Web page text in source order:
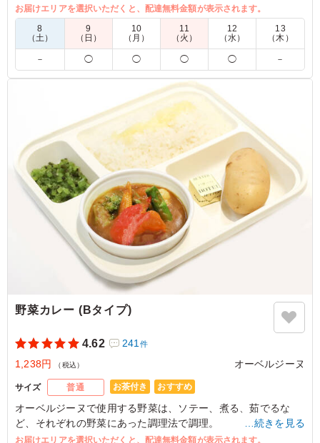
ろやかさをドレスアップ。
チーズ好きな方には、一度は召し上がっていただきたい一品で
す。
※喫食までにバターが溶けてしまう場合がございます。冷蔵庫
等で保管できるご用意をお願い致します。
※オプションにて店舗ロゴ入りの紙のスリーブケース(化粧箱)
をご用意しております。ご希望の際は下記「ご飯の種類」プル
ダウンよりご選択ください。
また、画像サンプルはカテゴリ：「オプション」内の「スリー
ブケース(化粧箱)」をご参照ください。各商品共通のケースと
なります。
5.0 株式会社オクタゴン
濃厚でコクのあるルーに、とろけるチーズがよく絡み、ま
ろやかな味わいでした。スパイスの香りもしっかり感じら
れ、チーズのうま味が加わることで、最後まで飽きずに楽
しめました！
東京都港区南青山2026/08/05
お届けエリアを選択いただくと、配達無料金額が表示されます。
8
（土）
9
（日）
10
（月）
11
（火）
12
（水）
13
（木）
－ ◯ ◯ ◯ ◯ －
野菜カレー (Bタイプ)
4.62 241 件
1,238円 （税込） オーベルジーヌ
サイズ 普通 お茶付き おすすめ
オーベルジーヌで使用する野菜は、ソテー、煮る、茹でるな
ど、それぞれの野菜にあった調理法で調理。
大きめにカットしているので、ゴロゴロした食感をお楽しみい
…続きを見る
お届けエリアを選択いただくと、配達無料金額が表示されます。